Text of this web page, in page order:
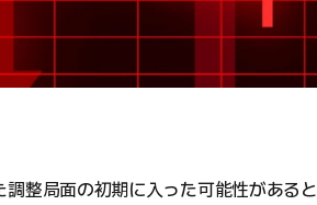
整局面の初期に入った可能性があると